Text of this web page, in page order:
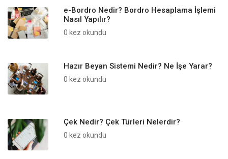
e-Bordro Nedir? Bordro Hesaplama İşlemi
Nasıl Yapılır?
0 kez okundu
Hazır Beyan Sistemi Nedir? Ne İşe Yarar?
0 kez okundu
Çek Nedir? Çek Türleri Nelerdir?
0 kez okundu